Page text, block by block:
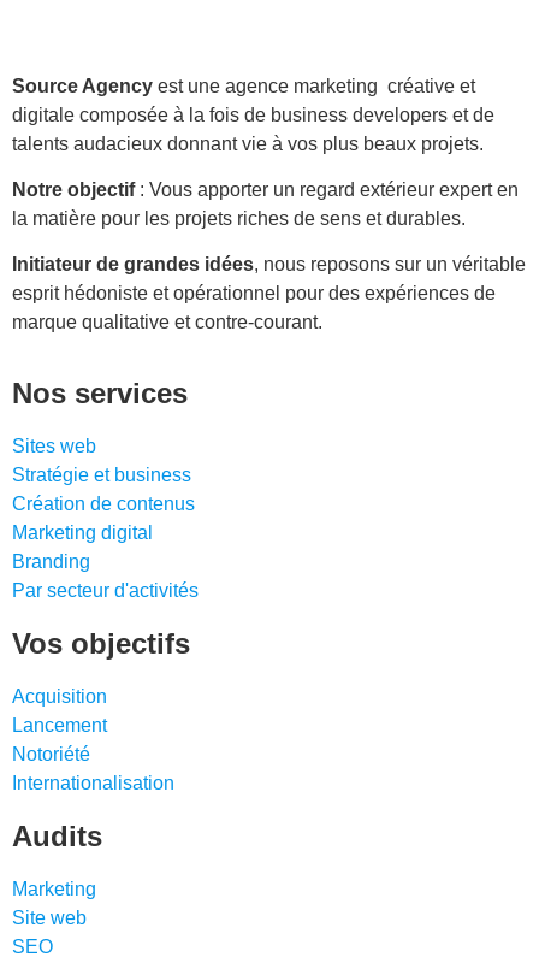
Source Agency est une agence marketing créative et
digitale composée à la fois de business developers et de
talents audacieux donnant vie à vos plus beaux projets.
Notre objectif: Vous apporter un regard extérieur expert en
la matière pour les projets riches de sens et durables.
Initiateur de grandes idées, nous reposons sur un véritable
esprit hédoniste et opérationnel pour des expériences de
marque qualitative et contre-courant.
Nos services
Sites web
Stratégie et business
Création de contenus
Marketing digital
Branding
Par secteur d'activités
Vos objectifs
Acquisition
Lancement
Notoriété
Internationalisation
Audits
Marketing
Site web
SEO